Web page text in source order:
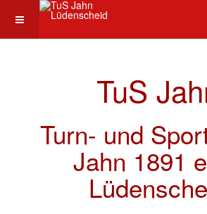
TuS
Turn- und
Jahn 1891